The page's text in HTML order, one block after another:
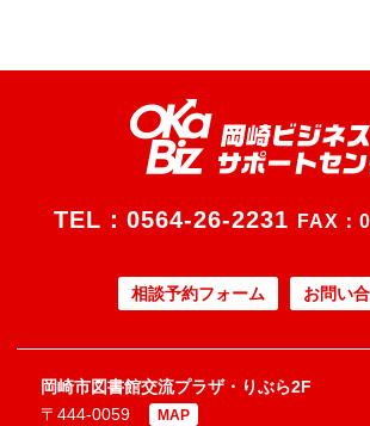
TEL： 0564-26-2231 FAX：
相談予約フォーム お問い
岡崎市図書館交流プラザ・りぶら2F
〒444-0059
MAP